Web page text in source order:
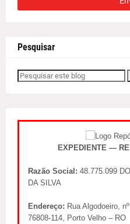
Pesquisar
EXPEDIENTE —
Razão Social: 48.775.099
DA SILVA
Endereço: Rua Algodoeiro,
76808-114, Porto Velho – RO